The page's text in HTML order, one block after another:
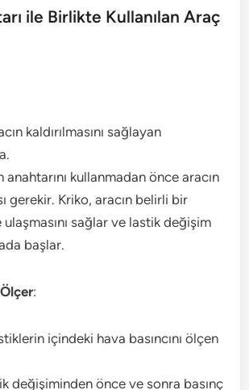
ile Birlikte Kullanılan Araç
kaldırılmasını sağlayan
anahtarını kullanmadan önce aracın
gerekir. Kriko, aracın belirli bir
sağlar ve lastik değişim
başlar.
:
içindeki hava basıncını ölçen
değişiminden önce ve sonra basınç